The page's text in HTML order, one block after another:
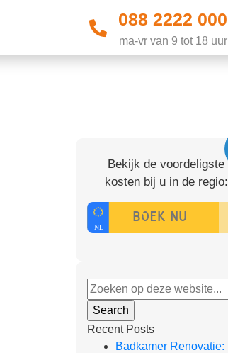
088 2222 000
ma-vr van 9 tot 18 uur
Bekijk de voordeligste
kosten bij u in de regio:
Recent Posts
Badkamer Renovatie: